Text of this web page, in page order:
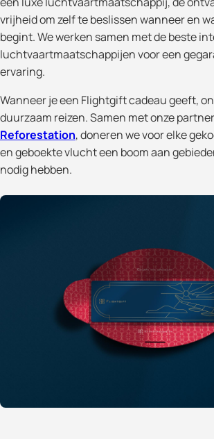
vrijheid om zelf te beslissen wanneer en
begint. We werken samen met de beste
luchtvaartmaatschappijen voor een
ervaring.
Wanneer je een Flightgift cadeau geeft,
duurzaam reizen. Samen met onze
Reforestation, doneren we voor elke
en geboekte vlucht een boom aan
nodig hebben.